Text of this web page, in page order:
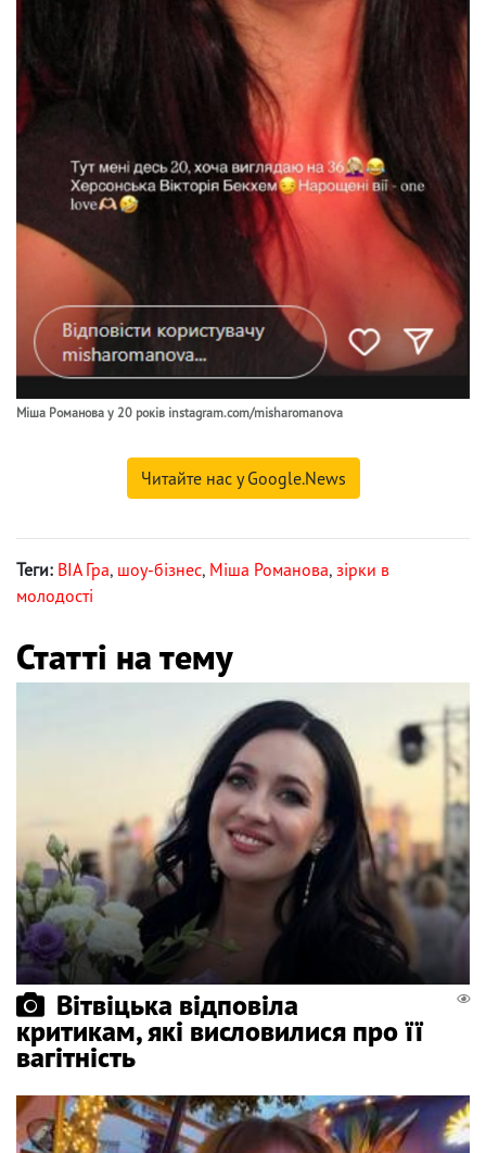
Міша Романова у 20 років instagram.com/misharomanova
Читайте нас у Google.News
Теги: ВІА Гра, шоу-бізнес, Міша Романова, зірки в
молодості
Статті на тему
Вітвіцька відповіла
критикам, які висловилися про її
вагітність